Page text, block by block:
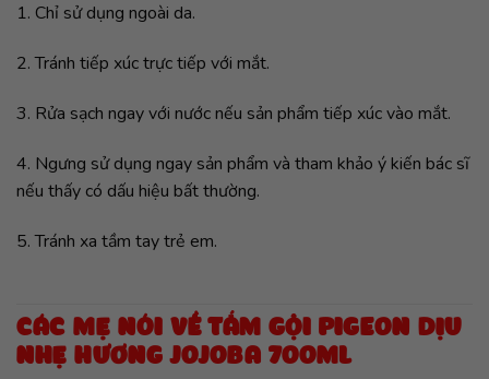
1. Chỉ sử dụng ngoài da.
2. Tránh tiếp xúc trực tiếp với mắt.
3. Rửa sạch ngay với nước nếu sản phẩm tiếp xúc vào mắt.
4. Ngưng sử dụng ngay sản phẩm và tham khảo ý kiến bác sĩ
nếu thấy có dấu hiệu bất thường.
5. Tránh xa tầm tay trẻ em.
CÁC MẸ NÓI VỀ TẮM GỘI PIGEON DỊU
NHẸ HƯƠNG JOJOBA 700ML